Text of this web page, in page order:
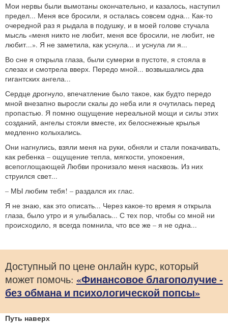
Мои нервы были вымотаны окончательно, и казалось, наступил
предел... Меня все бросили, я осталась совсем одна... Как-то
очередной раз я рыдала в подушку, и в моей голове стучала
мысль «меня никто не любит, меня все бросили, не любит, не
любит...». Я не заметила, как уснула... и уснула ли я...
Во сне я открыла глаза, были сумерки в пустоте, я стояла в
слезах и смотрела вверх. Передо мной... возвышались два
гигантских ангела...
Сердце дрогнуло, впечатление было такое, как будто передо
мной внезапно выросли скалы до неба или я очутилась перед
пропастью. Я помню ощущение нереальной мощи и силы этих
созданий, ангелы стояли вместе, их белоснежные крылья
медленно колыхались.
Они нагнулись, взяли меня на руки, обняли и стали покачивать,
как ребенка – ощущение тепла, мягкости, упокоения,
всепоглощающей Любви пронизало меня насквозь. Из них
струился свет...
– МЫ любим тебя! – раздался их глас.
Я не знаю, как это описать... Через какое-то время я открыла
глаза, было утро и я улыбалась... С тех пор, чтобы со мной ни
происходило, я всегда помнила, что все же – я не одна...
Доступный по цене онлайн курс, который
может помочь: «Финансовое благополучие -
без обмана и психологической попсы»
Путь наверх